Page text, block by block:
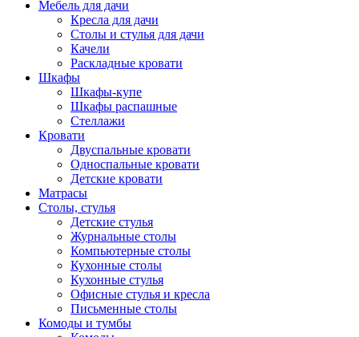
Мебель для дачи
Кресла для дачи
Столы и стулья для дачи
Качели
Раскладные кровати
Шкафы
Шкафы-купе
Шкафы распашные
Стеллажи
Кровати
Двуспальные кровати
Односпальные кровати
Детские кровати
Матрасы
Столы, стулья
Детские стулья
Журнальные столы
Компьютерные столы
Кухонные столы
Кухонные стулья
Офисные стулья и кресла
Письменные столы
Комоды и тумбы